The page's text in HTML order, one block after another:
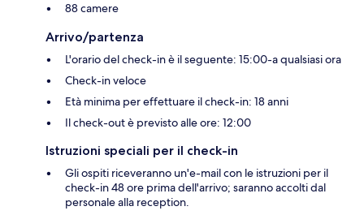
88 camere
Arrivo/partenza
L'orario del check-in è il seguente: 15:00-a qualsiasi ora
Check-in veloce
Età minima per effettuare il check-in: 18 anni
Il check-out è previsto alle ore: 12:00
Istruzioni speciali per il check-in
Gli ospiti riceveranno un'e-mail con le istruzioni per il
check-in 48 ore prima dell'arrivo; saranno accolti dal
personale alla reception.